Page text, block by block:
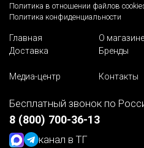
Политика в отношении файлов
Политика конфиденциальности
Главная О магазине
Доставка
Бренды
Медиа-центр
Контакты
Бесплатный звонок по
8 (800) 700-36-13
канал в ТГ